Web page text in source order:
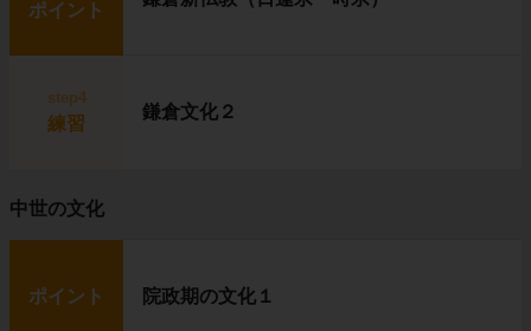
ポイント
step4
練習
鎌倉文化２
中世の文化
ポイント 院政期の文化１